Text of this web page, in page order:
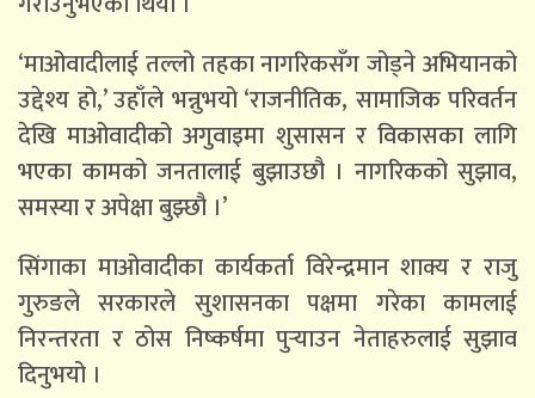
‘माओवादीलाई तल्लो तहका नागरिकसँग जोड्ने अभियानको
उद्देश्य हो,’ उहाँले भन्नुभयो ‘राजनीतिक, सामाजिक परिवर्तन
देखि माओवादीको अगुवाइमा शुसासन र विकासका लागि
भएका कामको जनतालाई बुझाउछौ । नागरिकको सुझाव,
समस्या र अपेक्षा बुझ्छौ ।’
सिंगाका माओवादीका कार्यकर्ता विरेन्द्रमान शाक्य र राजु
गुरुङले सरकारले सुशासनका पक्षमा गरेका कामलाई
निरन्तरता र ठोस निष्कर्षमा पुर्‍याउन नेताहरुलाई सुझाव
दिनुभयो ।